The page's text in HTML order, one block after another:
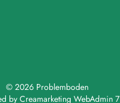
© 2026 Problemboden
by Creamarketing WebAdmin 7